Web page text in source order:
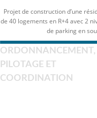
Projet de construction d’une
de 40 logements en R+4 avec 2
de parking en
ORDONNANCEMENT,
PILOTAGE ET
COORDINATION